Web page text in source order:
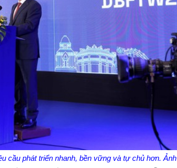
cầu phát triển nhanh, bền vững và tự chủ hơn.